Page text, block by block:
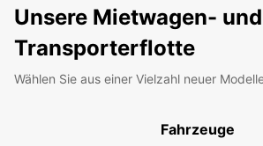
Unsere Mietwagen- und
Transporterflotte
Wählen Sie aus einer Vielzahl neuer
Fahrzeuge